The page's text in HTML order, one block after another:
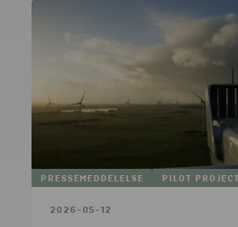
PRESSEMEDDELELSE
PILOT PROJECT
2026-05-12